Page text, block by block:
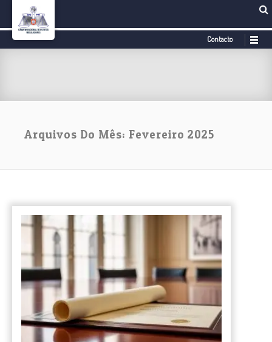
Contacto
Arquivos Do Mês: Fevereiro 2025